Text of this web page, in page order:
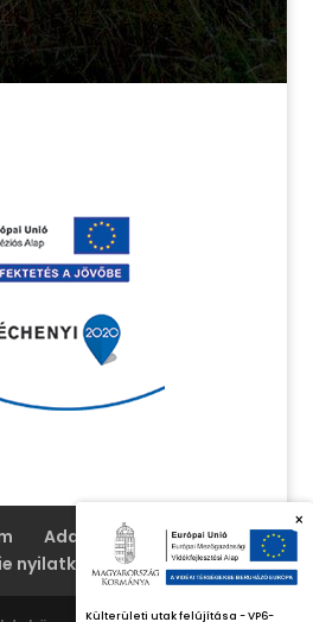
Külterületi utak felújítása - VP6-
×
Adatvédelem
nyilatkozat